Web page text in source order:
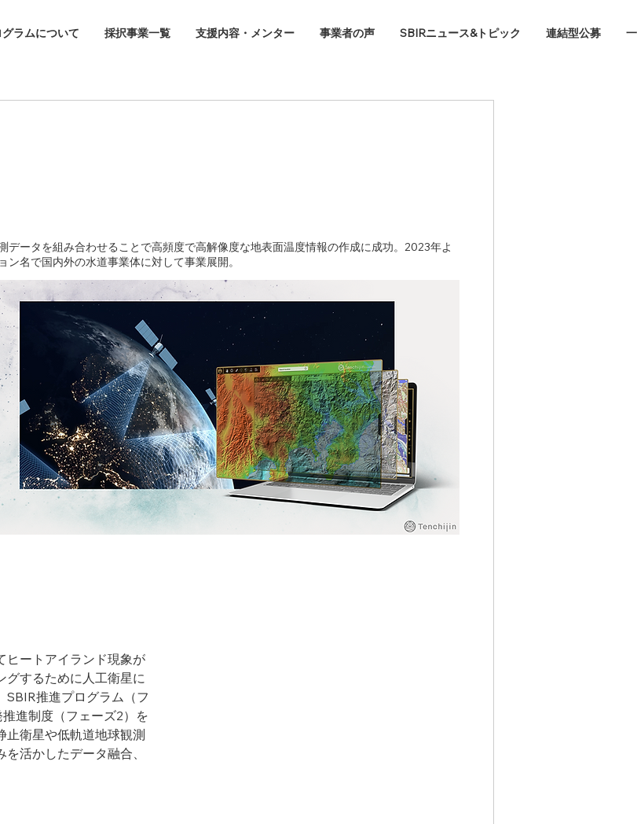
ラムについて 採択事業一覧 支援内容・メンター 事業者の声 SBIRニュース&トピック 連結型公募
ータを組み合わせることで高頻度で高解像度な地表面温度情報の作成に成功。2023年よ
名で国内外の水道事業体に対して事業展開。
ヒートアイランド現象が
グするために人工衛星に
SBIR推進プログラム（フ
進制度（フェーズ2）を
衛星や低軌道地球観測
活かしたデータ融合、